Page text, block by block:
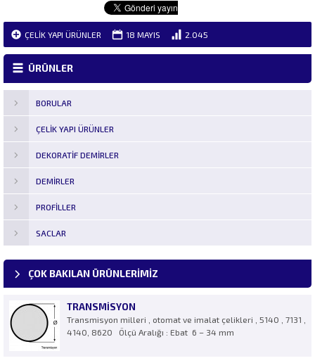
ÇELIK YAPI ÜRÜNLER 18 MAYIS 2.045
ÜRÜNLER
BORULAR
ÇELIK YAPI ÜRÜNLER
DEKORATIF DEMIRLER
DEMIRLER
PROFILLER
SACLAR
ÇOK BAKILAN ÜRÜNLERİMİZ
TRANSMISYON
Transmisyon milleri , otomat ve imalat çelikleri , 5140 , 7131 ,
4140, 8620 Ölçü Aralığı : Ebat 6 – 34 mm